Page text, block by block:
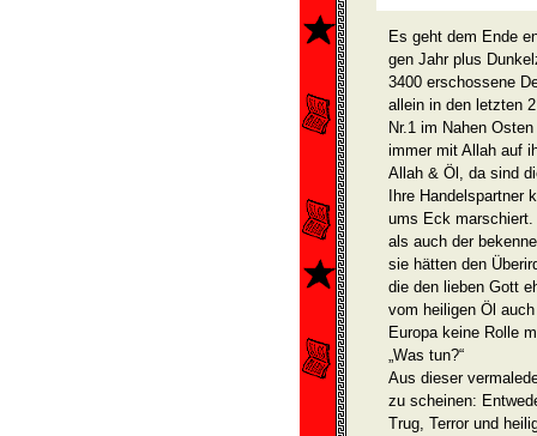
Es geht dem Ende
gen Jahr plus
3400 erschossene
allein in den letzten
Nr.1 im Nahen
immer mit Allah auf
Allah & Öl, da sind
Ihre Handelspartner
ums Eck marschiert.
als auch der
sie hätten den
die den lieben Gott
vom heiligen Öl
Europa keine Rolle
„Was tun?“
Aus dieser
zu scheinen:
Trug, Terror und